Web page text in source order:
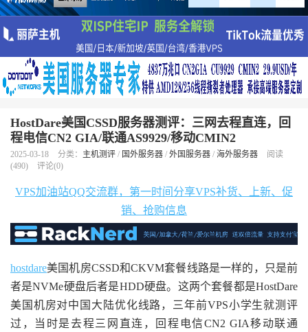
HostDare美国CSSD服务器测评：三网去程直连，回
程电信CN2 GIA/联通AS9929/移动CMIN2
2025-03-18 分类： 主机测评 / 国外服务器 / 外国服务器 / 海外服务器
阅读
(490) 评论(0)
VPS加油站QQ交流群，第一时间分享VPS补货、上新、促
销、抢购信息
hostdare美国机房CSSD和CKVM套餐线路是一样的，只是前
者是NVMe硬盘后者是HDD硬盘。这两个套餐都是HostDare
美国机房对中国大陆优化线路，三年前VPS小学生就测评
过，当时是去程三网直连，回程电信CN2 GIA移动联通